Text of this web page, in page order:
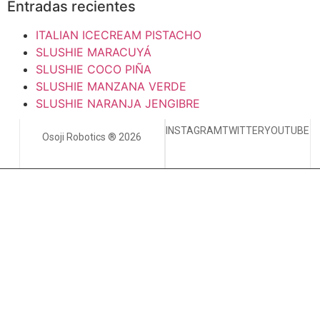
Entradas recientes
ITALIAN ICECREAM PISTACHO
SLUSHIE MARACUYÁ
SLUSHIE COCO PIÑA
SLUSHIE MANZANA VERDE
SLUSHIE NARANJA JENGIBRE
Osoji Robotics ® 2026
INSTAGRAMTWITTERYOUTUBE